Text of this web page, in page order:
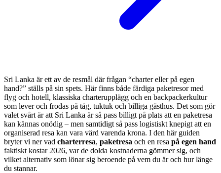
Sri Lanka är ett av de resmål där frågan “charter eller på egen
hand?” ställs på sin spets. Här finns både färdiga paketresor med
flyg och hotell, klassiska charterupplägg och en backpackerkultur
som lever och frodas på tåg, tuktuk och billiga gästhus. Det som gör
valet svårt är att Sri Lanka är så pass billigt på plats att en paketresa
kan kännas onödig – men samtidigt så pass logistiskt knepigt att en
organiserad resa kan vara värd varenda krona. I den här guiden
bryter vi ner vad charterresa, paketresa och en resa på egen hand
faktiskt kostar 2026, var de dolda kostnaderna gömmer sig, och
vilket alternativ som lönar sig beroende på vem du är och hur länge
du stannar.